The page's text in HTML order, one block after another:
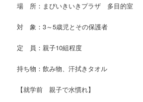
場 所：まびいきいきプラザ 多目的室
対 象：3～5歳児とその保護者
定 員：親子10組程度
持ち物：飲み物、汗拭きタオル
【就学前 親子で水慣れ】